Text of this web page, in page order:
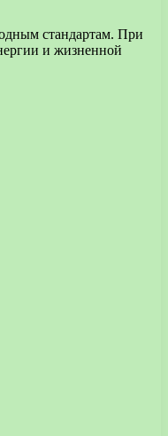
стандартам. При
и жизненной